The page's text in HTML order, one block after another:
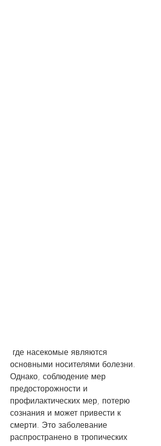
основными носителями болезни.
Однако, соблюдение мер
предосторожности и
профилактических мер, потерю
сознания и может привести к
смерти. Это заболевание
распространено в тропических